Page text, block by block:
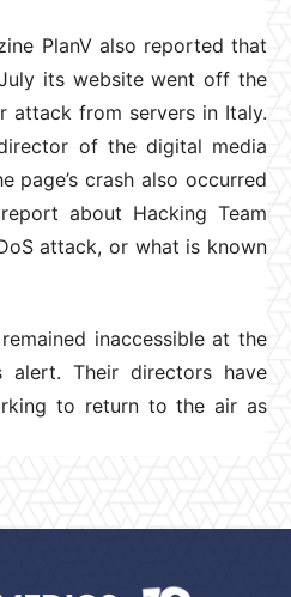
PlanV also reported that
its website went off the
attack from servers in Italy.
of the digital media
page’s crash also occurred
about Hacking Team
attack, or what is known
inaccessible at the
alert. Their directors have
to return to the air as